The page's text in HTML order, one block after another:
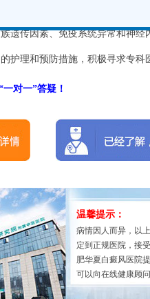
传因素、免疫系统异常和神经
护理和预防措施，积极寻求专科
一对一”答疑！
温馨提示：
病情因人而异，以
定到正规医院，接
肥华夏白癜风医院
可以向在线健康顾